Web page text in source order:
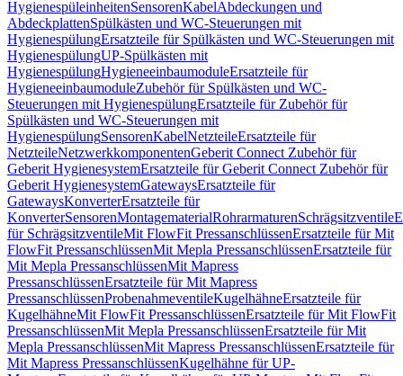
HygienespüleinheitenSensorenKabelAbdeckungen und
AbdeckplattenSpülkästen und WC-Steuerungen mit
HygienespülungErsatzteile für Spülkästen und WC-Steuerungen mit
HygienespülungUP-Spülkästen mit
HygienespülungHygieneeinbaumoduleErsatzteile für
HygieneeinbaumoduleZubehör für Spülkästen und WC-
Steuerungen mit HygienespülungErsatzteile für Zubehör für
Spülkästen und WC-Steuerungen mit
HygienespülungSensorenKabelNetzteileErsatzteile für
NetzteileNetzwerkkomponentenGeberit Connect Zubehör für
Geberit HygienesystemErsatzteile für Geberit Connect Zubehör für
Geberit HygienesystemGatewaysErsatzteile für
GatewaysKonverterErsatzteile für
KonverterSensorenMontagematerialRohrarmaturenSchrägsitzventile
für SchrägsitzventileMit FlowFit PressanschlüssenErsatzteile für Mit
FlowFit PressanschlüssenMit Mepla PressanschlüssenErsatzteile für
Mit Mepla PressanschlüssenMit Mapress
PressanschlüssenErsatzteile für Mit Mapress
PressanschlüssenProbenahmeventileKugelhähneErsatzteile für
KugelhähneMit FlowFit PressanschlüssenErsatzteile für Mit FlowFit
PressanschlüssenMit Mepla PressanschlüssenErsatzteile für Mit
Mepla PressanschlüssenMit Mapress PressanschlüssenErsatzteile für
Mit Mapress PressanschlüssenKugelhähne für UP-